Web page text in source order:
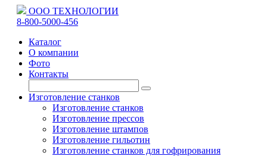
ООО ТЕХНОЛОГИИ
8-800-5000-456
Каталог
О компании
Фото
Контакты
Изготовление станков
Изготовление станков
Изготовление прессов
Изготовление штампов
Изготовление гильотин
Изготовление станков для гофрирования